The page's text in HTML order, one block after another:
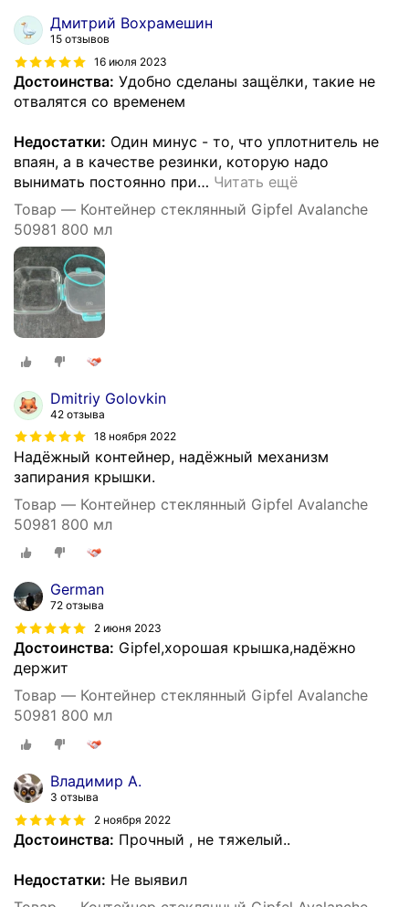
Дмитрий Вохрамешин
15 отзывов
16 июля 2023
Достоинства: Удобно сделаны защёлки, такие не
отвалятся со временем
Недостатки: Один минус - то, что уплотнитель не
впаян, а в качестве резинки, которую надо
вынимать постоянно при… Читать ещё
Товар — Контейнер стеклянный Gipfel Avalanche
50981 800 мл
Dmitriy Golovkin
42 отзыва
18 ноября 2022
Надёжный контейнер, надёжный механизм
запирания крышки.
Товар — Контейнер стеклянный Gipfel Avalanche
50981 800 мл
German
72 отзыва
2 июня 2023
Достоинства: Gipfel,хорошая крышка,надёжно
держит
Товар — Контейнер стеклянный Gipfel Avalanche
50981 800 мл
Владимир А.
3 отзыва
2 ноября 2022
Достоинства: Прочный , не тяжелый..
Недостатки: Не выявил